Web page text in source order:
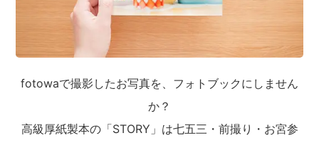
fotowaで撮影したお写真を、フォトブックにしません
か？
高級厚紙製本の「STORY」は七五三・前撮り・お宮参